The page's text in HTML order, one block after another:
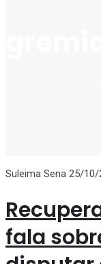
Suleima Sena 25/10/
fala